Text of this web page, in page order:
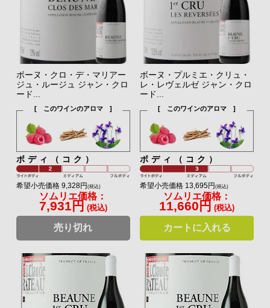
ボーヌ・クロ・デ・マリアー
ジュ・ルージュ ジャン・クロ
ード...
[ このワインのアロマ ]
ボディ（コク）
希望小売価格 9,328円(税込)
ソムリエ価格：
7,931円 (税込)
売り切れ
ボーヌ・プルミエ・クリュ・
レ・レヴェルゼ ジャン・クロ
ード...
[ このワインのアロマ ]
ボディ（コク）
希望小売価格 13,695円(税込)
ソムリエ価格：
11,660円 (税込)
カートに入れる